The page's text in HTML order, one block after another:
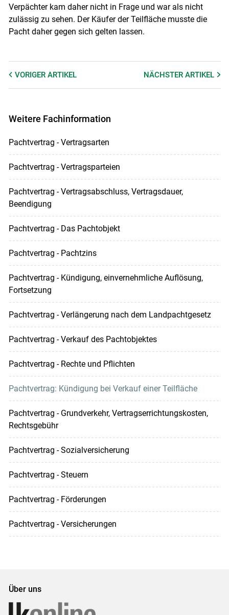
Verpächter kam daher nicht in Frage und war als nicht
zulässig zu sehen. Der Käufer der Teilfläche musste die
Pacht daher gegen sich gelten lassen.
VORIGER ARTIKEL NÄCHSTERARTIKEL
Weitere Fachinformation
Pachtvertrag - Vertragsarten
Pachtvertrag - Vertragsparteien
Pachtvertrag - Vertragsabschluss, Vertragsdauer,
Beendigung
Pachtvertrag - Das Pachtobjekt
Pachtvertrag - Pachtzins
Pachtvertrag - Kündigung, einvernehmliche Auflösung,
Fortsetzung
Pachtvertrag - Verlängerung nach dem Landpachtgesetz
Pachtvertrag - Verkauf des Pachtobjektes
Pachtvertrag - Rechte und Pflichten
Pachtvertrag: Kündigung bei Verkauf einer Teilfläche
Pachtvertrag - Grundverkehr, Vertragserrichtungskosten,
Rechtsgebühr
Pachtvertrag - Sozialversicherung
Pachtvertrag - Steuern
Pachtvertrag - Förderungen
Pachtvertrag - Versicherungen
Über uns